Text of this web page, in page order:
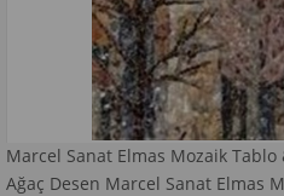
Marcel Sanat Elmas Mozaik
Ağaç Desen Marcel Sanat Elmas